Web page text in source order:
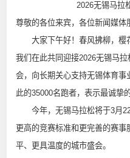
2026无锡马拉
尊敬的各位来宾，各位新闻媒体
大家下午好！春风拂柳，樱
我们在此共同迎接2026无锡马
会，向长期关心支持无锡体育
此的35000名跑者，表示最诚挚
今年，无锡马拉松将于3月22
更高的竞赛标准和更完善的赛
平、更具温度的城市盛会。